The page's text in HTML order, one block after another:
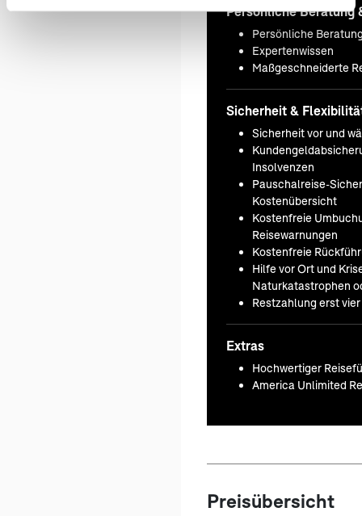
Persönliche Beratung
Persönliche
Expertenwissen
Maßgeschneiderte
Sicherheit &
Sicherheit vor und
Insolvenzen
Pauschalreise-
Kostenübersicht
Kostenfreie
Reisewarnungen
Kostenfreie
Hilfe vor Ort und
Naturkatastrophen
Restzahlung erst
Extras
Hochwertiger
America Unlimited
Preisübersicht